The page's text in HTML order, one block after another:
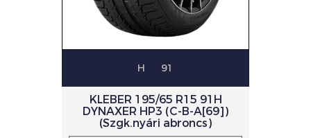
H 91
KLEBER 195/65 R15 91H
DYNAXER HP3 (C-B-A[69])
(Szgk.nyári abroncs)